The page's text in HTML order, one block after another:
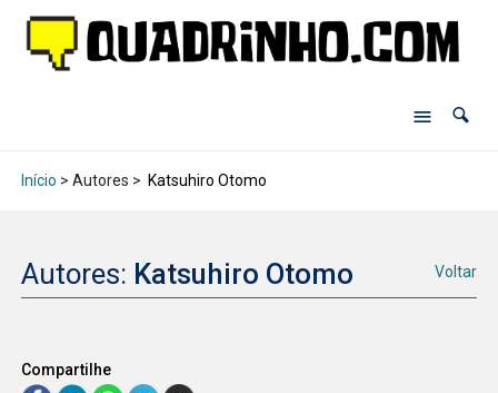
Início > Autores > Katsuhiro Otomo
Autores: Katsuhiro Otomo Voltar
Compartilhe